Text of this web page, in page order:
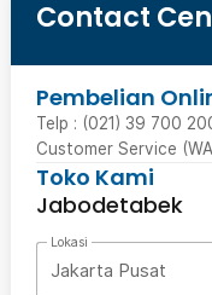
Contact
Pembelian
Telp : (021) 39 700
Customer Service
Toko Kami
Jabodetabek
Lokasi
Jakarta Pusat